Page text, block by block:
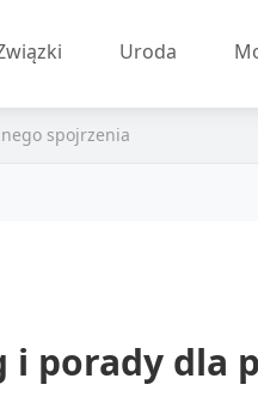
Uroda
spojrzenia
i porady dla